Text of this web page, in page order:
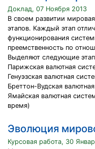
Доклад, 07 Ноября 2013
В своем развитии
этапов. Каждый этап
функционирования
преемственность по
Выделяют следующие
Парижская валютная
Генуэзская валютная
Бреттон-Вудская
Ямайская валютная
время)
Эволюция
Курсовая работа, 30